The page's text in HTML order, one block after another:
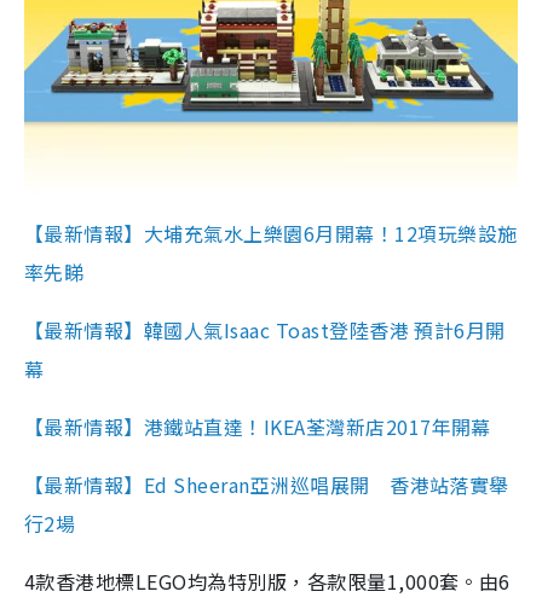
【最新情報】大埔充氣水上樂園6月開幕！12項玩樂設施
率先睇
【最新情報】韓國人氣Isaac Toast登陸香港 預計6月開
幕
【最新情報】港鐵站直達！IKEA荃灣新店2017年開幕
【最新情報】Ed Sheeran亞洲巡唱展開 香港站落實舉
行2場
4款香港地標LEGO均為特別版，各款限量1,000套。由6